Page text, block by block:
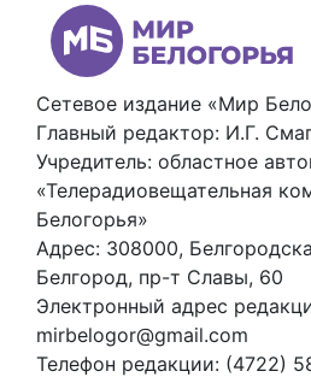
Сетевое издание «Мир
Главный редактор: И.Г.
Учредитель: областное
«Телерадиовещательная
Белогорья»
Адрес: 308000,
Белгород, пр-т Славы, 60
Электронный адрес
mirbelogor@gmail.com
Телефон редакции: (4722)